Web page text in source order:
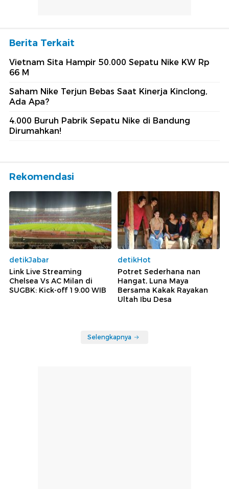
Berita Terkait
Vietnam Sita Hampir 50.000 Sepatu Nike KW Rp
66 M
Saham Nike Terjun Bebas Saat Kinerja Kinclong,
Ada Apa?
4.000 Buruh Pabrik Sepatu Nike di Bandung
Dirumahkan!
Rekomendasi
detikJabar
Link Live Streaming
Chelsea Vs AC Milan di
SUGBK: Kick-off 19.00 WIB
detikHot
Potret Sederhana nan
Hangat, Luna Maya
Bersama Kakak Rayakan
Ultah Ibu Desa
Selengkapnya